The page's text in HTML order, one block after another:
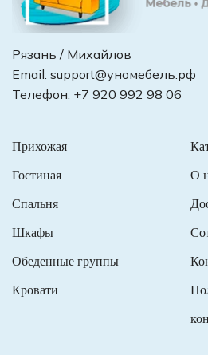
Рязань / Михайлов
Email: support@уномебель.рф
Телефон: +7 920 992 98 06
Прихожая
Гостиная
Спальня
Шкафы
Обеденные группы
Кровати
О